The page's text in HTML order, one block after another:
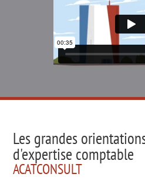
Les grandes
d'expertise comptable
ACATCONSULT